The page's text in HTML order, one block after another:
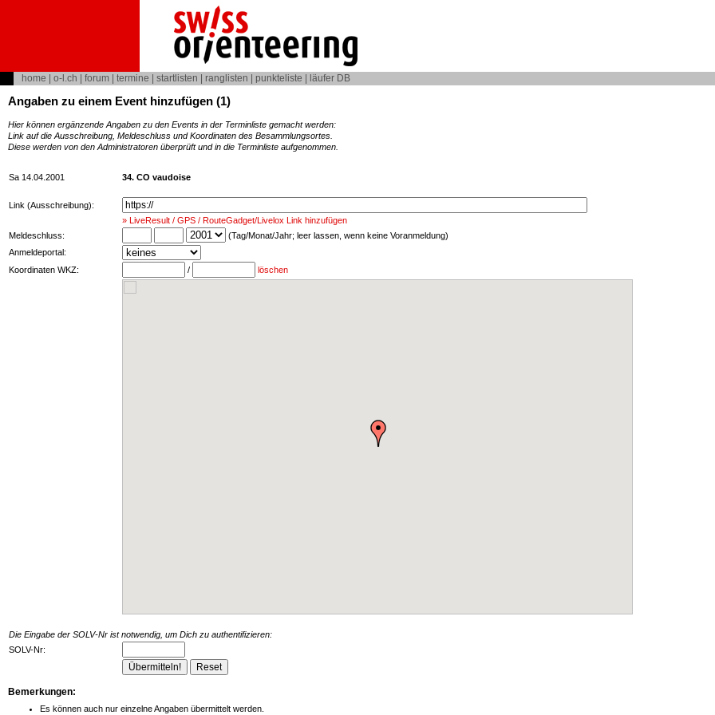
home o-l.ch forum termine startlisten ranglisten punkteliste läufer DB
Angaben zu einem Event hinzufügen (1)
Hier können ergänzende Angaben zu den Events in der Terminliste gemacht werden:
Link auf die Ausschreibung, Meldeschluss und Koordinaten des Besammlungsortes.
Diese werden von den Administratoren überprüft und in die Terminliste aufgenommen.
Sa 14.04.2001 34. CO vaudoise
Link (Ausschreibung):
» LiveResult / GPS / RouteGadget/Livelox Link hinzufügen
Meldeschluss:
(Tag/Monat/Jahr; leer lassen, wenn keine Voranmeldung)
Anmeldeportal:
Koordinaten WKZ:
/ löschen
Die Eingabe der SOLV-Nr ist notwendig, um Dich zu authentifizieren:
SOLV-Nr:
Bemerkungen:
Es können auch nur einzelne Angaben übermittelt werden.